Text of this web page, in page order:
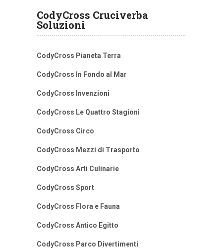
CodyCross Cruciverba
Soluzioni
CodyCross Pianeta Terra
CodyCross In Fondo al Mar
CodyCross Invenzioni
CodyCross Le Quattro Stagioni
CodyCross Circo
CodyCross Mezzi di Trasporto
CodyCross Arti Culinarie
CodyCross Sport
CodyCross Flora e Fauna
CodyCross Antico Egitto
CodyCross Parco Divertimenti